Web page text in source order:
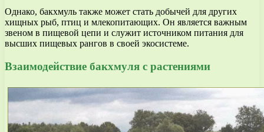
Однако, бакхмуль также может стать добычей для других
хищных рыб, птиц и млекопитающих. Он является важным
звеном в пищевой цепи и служит источником питания для
высших пищевых рангов в своей экосистеме.
Взаимодействие бакхмуля с растениями